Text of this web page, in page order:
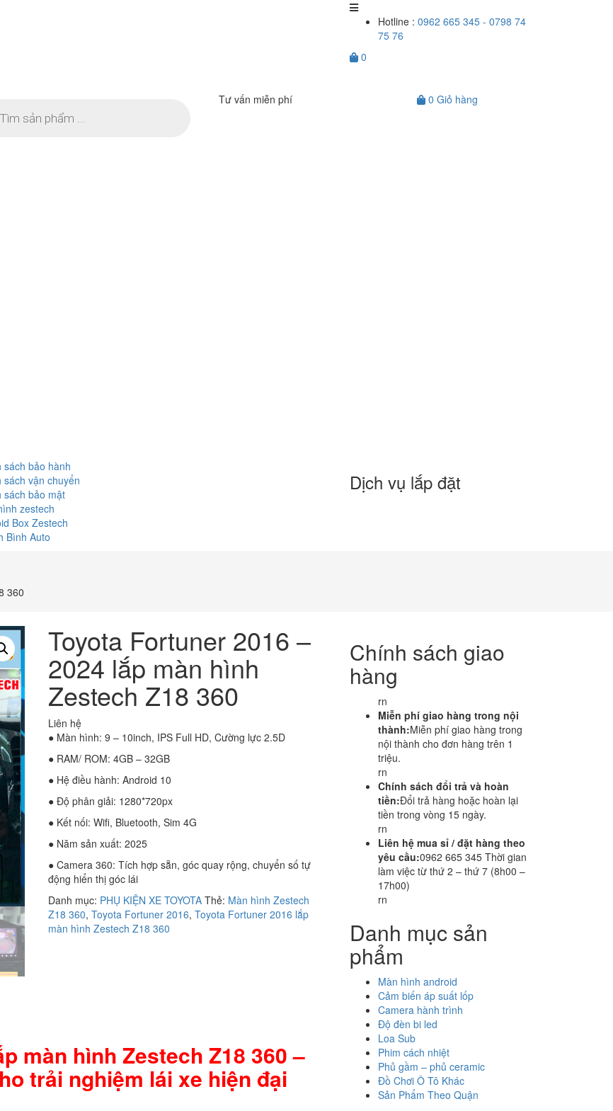
Hotline : 0962 665 345 - 0798 74
75 76
0
Tư vấn miễn phí 0 Giỏ hàng
sách bảo hành
sách vận chuyển
sách bảo mật
zestech
Box Zestech
Bình Auto
Dịch vụ lắp đặt
360
Toyota Fortuner 2016 –
2024 lắp màn hình
Zestech Z18 360
Liên hệ
● Màn hình: 9 – 10inch, IPS Full HD, Cường lực 2.5D
● RAM/ ROM: 4GB – 32GB
● Hệ điều hành: Android 10
● Độ phân giải: 1280*720px
● Kết nối: Wifi, Bluetooth, Sim 4G
● Năm sản xuất: 2025
● Camera 360: Tích hợp sẵn, góc quay rộng, chuyển số tự
động hiển thị góc lái
Danh mục: PHỤ KIỆN XE TOYOTA Thẻ: Màn hình Zestech
Z18 360, Toyota Fortuner 2016, Toyota Fortuner 2016 lắp
màn hình Zestech Z18 360
màn hình Zestech Z18 360 –
trải nghiệm lái xe hiện đại
Chính sách giao
hàng
rn
Miễn phí giao hàng trong nội
thành:Miễn phí giao hàng trong
nội thành cho đơn hàng trên 1
triệu.
rn
Chính sách đổi trả và hoàn
tiền:Đổi trả hàng hoặc hoàn lại
tiền trong vòng 15 ngày.
rn
Liên hệ mua sỉ / đặt hàng theo
yêu cầu:0962 665 345 Thời gian
làm việc từ thứ 2 – thứ 7 (8h00 –
17h00)
rn
Danh mục sản
phẩm
Màn hình android
Cảm biến áp suất lốp
Camera hành trình
Độ đèn bi led
Loa Sub
Phim cách nhiệt
Phủ gầm – phủ ceramic
Đồ Chơi Ô Tô Khác
Sản Phẩm Theo Quận